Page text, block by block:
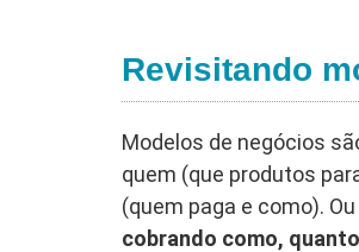
Revisitando
Modelos de negócios
quem (que produtos
(quem paga e como).
cobrando como,